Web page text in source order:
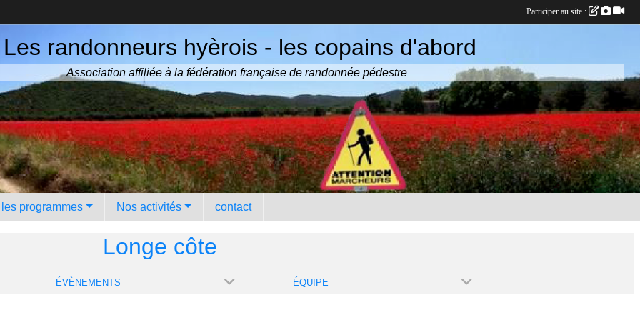
Les randonneurs hyèrois - les copains d'abord
Association affiliée à la fédération française de randonnée pédestre
programmes Nos activités contact
Longe côte
ÉVÈNEMENTS ÉQUIPE
Participer au site :